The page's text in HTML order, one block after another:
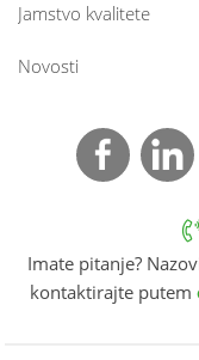
Jamstvo kvalitete
Novosti
Imate pitanje?
kontaktirajte putem